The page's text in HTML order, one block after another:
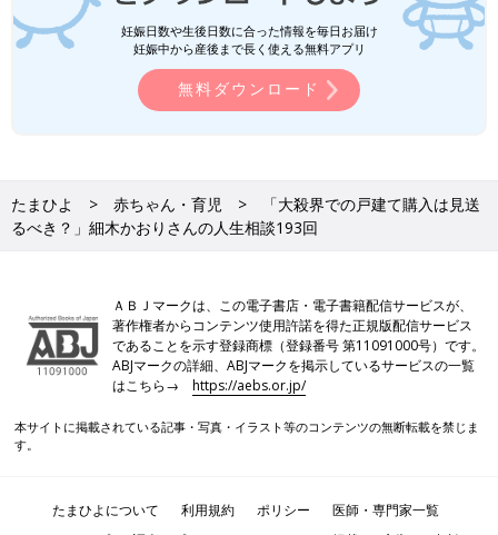
妊娠日数や生後日数に合った情報を毎日お届け
妊娠中から産後まで長く使える無料アプリ
無料ダウンロード
たまひよ 赤ちゃん・育児
「大殺界での戸建て購入は見送
るべき？」細木かおりさんの人生相談193回
ＡＢＪマークは、この電子書店・電子書籍配信サービスが、
著作権者からコンテンツ使用許諾を得た正規版配信サービス
であることを示す登録商標（登録番号 第11091000号）です。
ABJマークの詳細、ABJマークを掲示しているサービスの一覧
はこちら→https://aebs.or.jp/
本サイトに掲載されている記事・写真・イラスト等のコンテンツの無断転載を禁じま
す。
たまひよについて 利用規約 ポリシー
医師・専門家一覧